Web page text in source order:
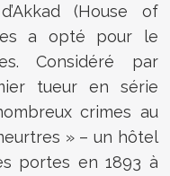
(House of
a opté pour le
Considéré par
tueur en série
crimes au
» – un hôtel
portes en 1893 à